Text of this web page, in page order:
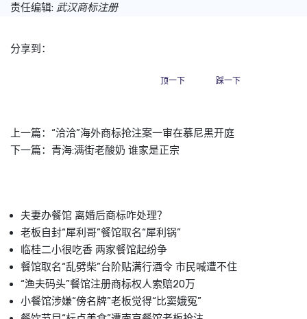
责任编辑: 武汉商标注册
分享到：
顶一下 踩一下
上一篇： “洽洽”海外商标抢注案一审在慕尼黑开庭
下一篇： 青海:满街老酸奶 谁家是正宗
夫妻办餐馆 离婚后商标咋处理？
老板自封“犀利哥”餐馆取名“犀利锅”
临桂二小很吃香 两家餐馆起纷争
餐馆取名“乱劈柴”台阶贴满行酒令 市民喊遭不住
“渔夫码头”餐馆注册商标权人索赔20万
小餐馆涉嫌“傍名牌”老板觉得“比窦娥冤”